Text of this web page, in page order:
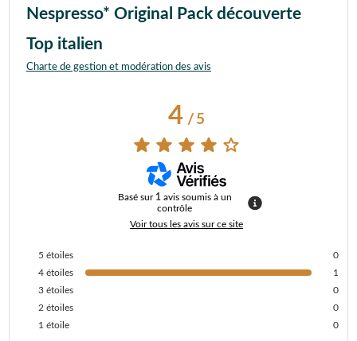
Nespresso* Original Pack découverte
Top italien
Charte de gestion et modération des avis
4/ 5
Basé sur 1 avis soumis à un
contrôle
Voir tous les avis sur ce site
5 étoiles
0
4 étoiles
1
3 étoiles
0
2 étoiles
0
1 étoile 0